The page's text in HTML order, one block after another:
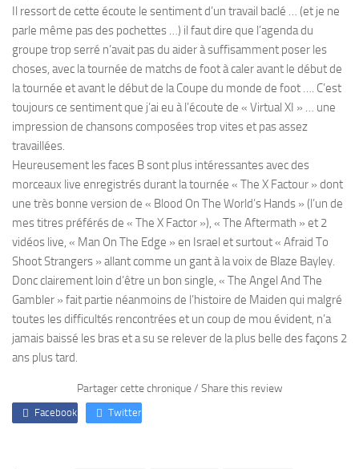
Il ressort de cette écoute le sentiment d’un travail baclé … (et je ne
parle même pas des pochettes …) il faut dire que l’agenda du
groupe trop serré n’avait pas du aider à suffisamment poser les
choses, avec la tournée de matchs de foot à caler avant le début de
la tournée et avant le début de la Coupe du monde de foot …. C’est
toujours ce sentiment que j’ai eu à l’écoute de « Virtual XI » … une
impression de chansons composées trop vites et pas assez
travaillées.
Heureusement les faces B sont plus intéressantes avec des
morceaux live enregistrés durant la tournée « The X Factour » dont
une très bonne version de « Blood On The World’s Hands » (l’un de
mes titres préférés de « The X Factor »), « The Aftermath » et 2
vidéos live, « Man On The Edge » en Israel et surtout « Afraid To
Shoot Strangers » allant comme un gant à la voix de Blaze Bayley.
Donc clairement loin d’être un bon single, « The Angel And The
Gambler » fait partie néanmoins de l’histoire de Maiden qui malgré
toutes les difficultés rencontrées et un coup de mou évident, n’a
jamais baissé les bras et a su se relever de la plus belle des façons 2
ans plus tard.
Partager cette chronique / Share this review
Facebook Twitter